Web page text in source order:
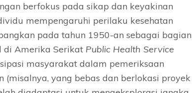
berfokus pada sikap dan keyakinan
mempengaruhi perilaku kesehatan
pada tahun 1950-an sebagai bagian
di Amerika Serikat Public Health Service
masyarakat dalam pemeriksaan
(misalnya, yang bebas dan berlokasi proyek